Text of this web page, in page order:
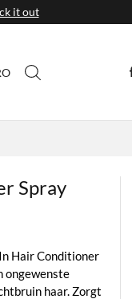
it out
Spray
Hair Conditioner
ongewenste
haar. Zorgt